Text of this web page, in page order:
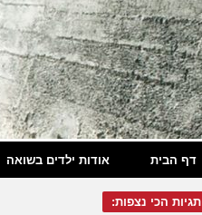
דף הבית אודות ילדים בשואה
תגיות הכי נצפות: